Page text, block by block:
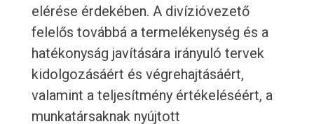
elérése érdekében. A divízióvezető
felelős továbbá a termelékenység és a
hatékonyság javítására irányuló tervek
kidolgozásáért és végrehajtásáért,
valamint a teljesítmény értékeléséért, a
munkatársaknak nyújtott